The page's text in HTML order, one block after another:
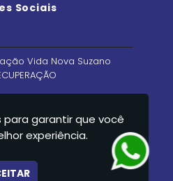
Sociais
Vida Nova Suzano
para garantir que você
experiência.